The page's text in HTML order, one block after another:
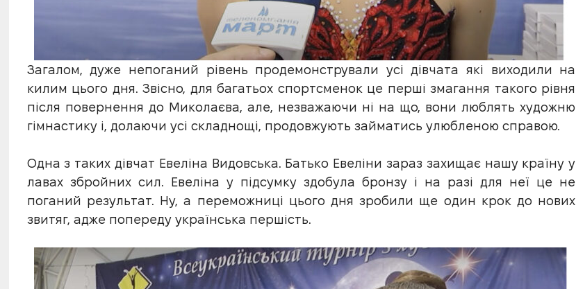
Загалом, дуже непоганий рівень продемонстрували усі дівчата які виходили на
килим цього дня. Звісно, для багатьох спортсменок це перші змагання такого рівня
після повернення до Миколаєва, але, незважаючи ні на що, вони люблять художню
гімнастику і, долаючи усі складнощі, продовжують займатись улюбленою справою.
Одна з таких дівчат Евеліна Видовська. Батько Евеліни зараз захищає нашу країну у
лавах збройних сил. Евеліна у підсумку здобула бронзу і на разі для неї це не
поганий результат. Ну, а переможниці цього дня зробили ще один крок до нових
звитяг, адже попереду українська першість.